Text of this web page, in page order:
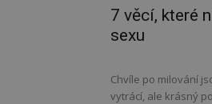
7 věcí, které
sexu
Chvíle po milování
vytrácí, ale krásný